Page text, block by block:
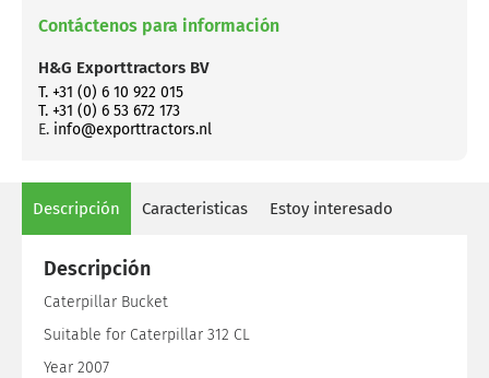
Contáctenos para información
H&G Exporttractors BV
T. +31 (0) 6 10 922 015
T. +31 (0) 6 53 672 173
E. info@exporttractors.nl
Descripción Caracteristicas Estoy interesado
Descripción
Caterpillar Bucket
Suitable for Caterpillar 312 CL
Year 2007